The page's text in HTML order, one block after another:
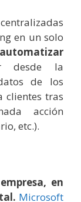
en un solo
desde la
de los
clientes tras
acción
etc.).
en
Microsoft